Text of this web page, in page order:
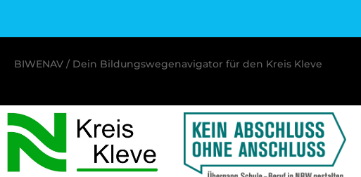
BIWENAV / Dein Bildungswegenavigator für den Kreis Kleve